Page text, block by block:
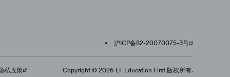
沪ICP备B2-20070075-3号
私政策 Copyright © 2026 EF Education First 版权所有.